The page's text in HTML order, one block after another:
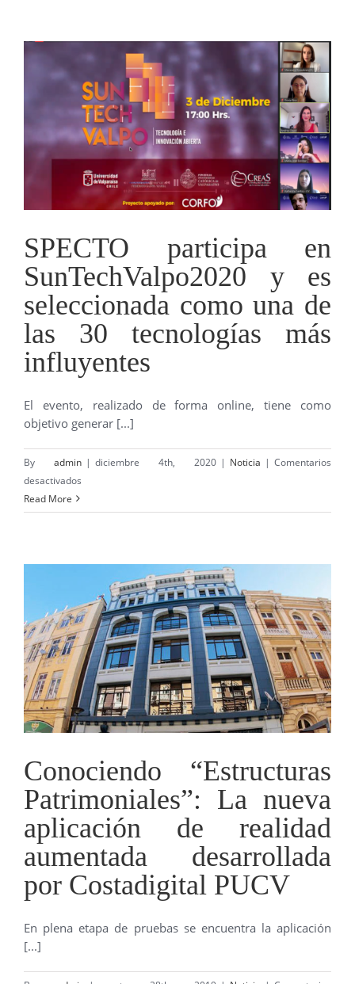
Anual
de
la
Sociedad
Chilena
de
Ciencias
Fisiológicas:
esta
iniciativa
mejorará
la
forma
que
tenemos
enseñar
a
nuestros
alumnos
SPECTO participa en
SunTechValpo2020 y es
seleccionada como una de
las 30 tecnologías más
influyentes
El evento, realizado de forma online, tiene como
objetivo generar [...]
By admin | diciembre 4th, 2020 | Noticia | Comentarios
desactivados
participa
seleccionada
como
una
de
las
30
tecnologías
más
Read More
Conociendo “Estructuras
Patrimoniales”: La nueva
aplicación de realidad
aumentada desarrollada
por Costadigital PUCV
En plena etapa de pruebas se encuentra la aplicación
[...]